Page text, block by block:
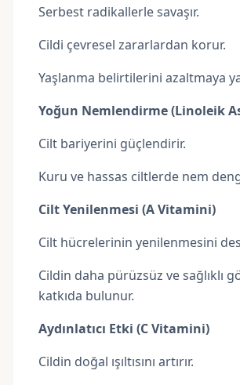
Serbest radikallerle savaşır.
Cildi çevresel zararlardan korur.
Yaşlanma belirtilerini azaltmaya
Yoğun Nemlendirme (Linoleik
Cilt bariyerini güçlendirir.
Kuru ve hassas ciltlerde nem
Cilt Yenilenmesi (A Vitamini)
Cilt hücrelerinin yenilenmesini
Cildin daha pürüzsüz ve sağlıklı
katkıda bulunur.
Aydınlatıcı Etki (C Vitamini)
Cildin doğal ışıltısını artırır.